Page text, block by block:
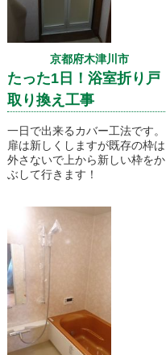
京都府木津川市
たった1日！浴室折り戸
取り換え工事
一日で出来るカバー工法です。
扉は新しくしますが既存の枠は
外さないで上から新しい枠をか
ぶして行きます！